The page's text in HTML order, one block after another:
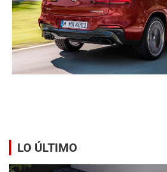
LO ÚLTIMO